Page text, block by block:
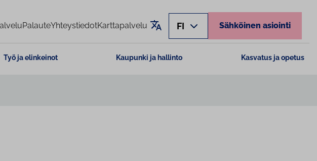
PalauteYhteystiedotKarttapalvelu Käännä sivu
FI Sähköinen asiointi
Työ ja elinkeinot Kaupunki ja hallinto Kasvatus ja opetus